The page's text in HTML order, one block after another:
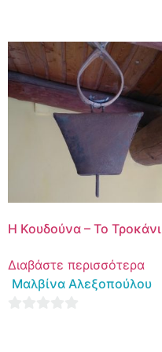
5
Η Κουδούνα – Το Τροκάνι
Διαβάστε περισσότερα
Μαλβίνα Αλεξοπούλου